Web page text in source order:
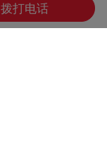
拨打电话